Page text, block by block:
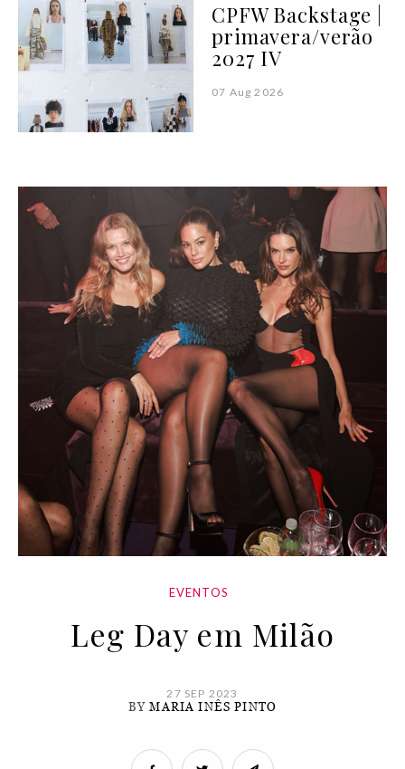
CPFW Backstage |
primavera/verão
2027 IV
07 Aug 2026
EVENTOS
Leg Day em Milão
27 SEP 2023
BYMARIA INÊS PINTO